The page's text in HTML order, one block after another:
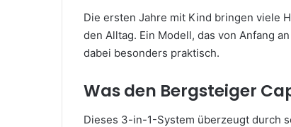
Die ersten Jahre mit Kind bringen viele
den Alltag. Ein Modell, das von Anfang
dabei besonders praktisch.
Was den Bergsteiger
Dieses 3-in-1-System überzeugt durch